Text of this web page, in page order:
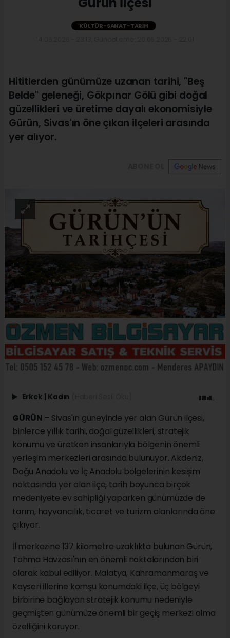
KÜLTÜR-SANAT-TARIH
Hititlerden günümüze uzanan tarihi, "Beş
Belde" geleneği, Gökpınar Gölü gibi doğal
güzellikleri ve üretime dayalı ekonomisiyle
Gürün, Sivas'ın öne çıkan ilçeleri arasında
yer alıyor.
Erkek Kadın
GÜRÜN – Sivas'ın güneyinde yer alan Gürün ilçesi,
binlerce yıllık tarihi, doğal güzellikleri, stratejik
konumu ve üretken insanlarıyla bölgenin önemli
yerleşim merkezleri arasında bulunuyor. Akdeniz,
Doğu Anadolu ve İç Anadolu bölgelerinin kesişim
noktasında yer alan ilçe, tarih boyunca birçok
medeniyete ev sahipliği yaparken günümüzde de
tarım, hayvancılık, ticaret ve turizm alanlarında öne
çıkıyor.
İl merkezine 137 kilometre uzaklıkta bulunan Gürün,
Tohma Havzası'nın en önemli noktalarından biri
olarak kabul ediliyor. Malatya, Kahramanmaraş ve
Kayseri illerine komşu konumdaki ilçe, üç bölgeyi
birbirine bağlayan stratejik konumu nedeniyle
geçmişten günümüze önemli bir geçiş merkezi olma
özelliğini koruyor.